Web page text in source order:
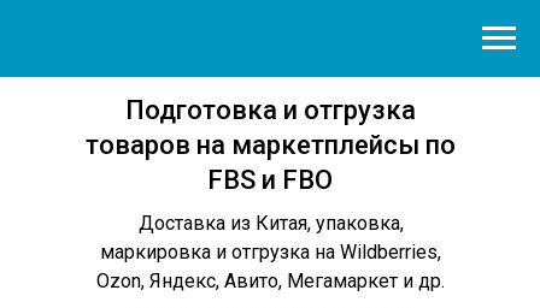
Подготовка и отгрузка
товаров на маркетплейсы по
FBS и FBO
Доставка из Китая, упаковка,
маркировка и отгрузка на Wildberries,
Ozon, Яндекс, Авито, Мегамаркет и др.